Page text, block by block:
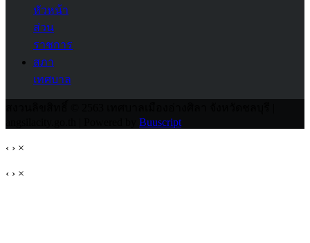
หัวหน้า
ส่วน
ราชการ
สภา
เทศบาล
Buuscript
‹ › ×
‹ › ×